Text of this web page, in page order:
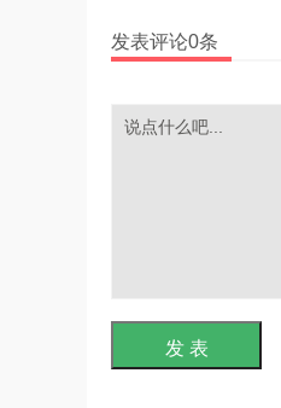
发表评论0条
发 表